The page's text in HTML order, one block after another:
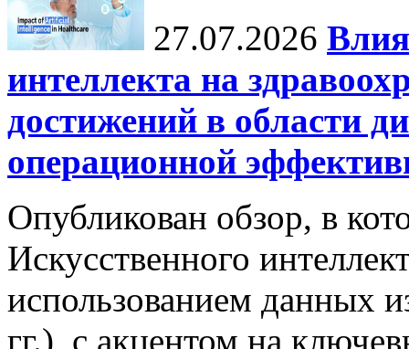
27.07.2026
интеллекта на
достижений в области
операционной
Опубликован обзор, в
Искусственного
использованием данных
гг.), с акцентом на